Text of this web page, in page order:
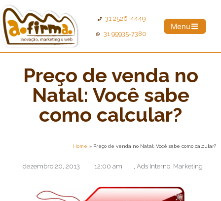
31 2526-4449
31 99935-7380
Menu
Preço de venda no
Natal: Você sabe
como calcular?
Home » Preço de venda no Natal: Você sabe como calcular?
dezembro 20, 2013 , 12:00 am , Ads Interno, Marketing